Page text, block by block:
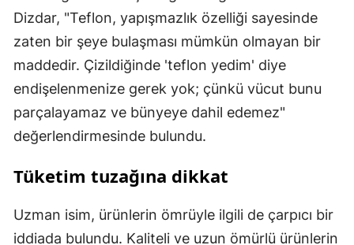
Dizdar, "Teflon, yapışmazlık özelliği sayesinde
zaten bir şeye bulaşması mümkün olmayan bir
maddedir. Çizildiğinde 'teflon yedim' diye
endişelenmenize gerek yok; çünkü vücut bunu
parçalayamaz ve bünyeye dahil edemez"
değerlendirmesinde bulundu.
Tüketim tuzağına dikkat
Uzman isim, ürünlerin ömrüyle ilgili de çarpıcı bir
iddiada bulundu. Kaliteli ve uzun ömürlü ürünlerin